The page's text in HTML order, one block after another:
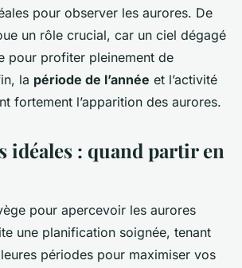
pour observer les aurores. De
un rôle crucial, car un ciel dégagé
pour profiter pleinement de
la période de l’année et l’activité
fortement l’apparition des aurores.
idéales : quand partir en
pour apercevoir les aurores
une planification soignée, tenant
périodes pour maximiser vos